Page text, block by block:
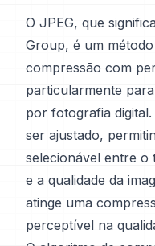
O JPEG, que
Group, é um
compressão com
particularmente
por fotografia
ser ajustado,
selecionável entre o
e a qualidade da
atinge uma
perceptível na